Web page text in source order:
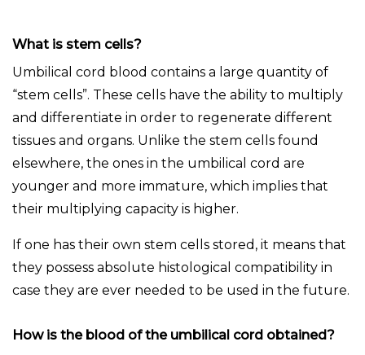
What is stem cells?
Umbilical cord blood contains a large quantity of
“stem cells”. These cells have the ability to multiply
and differentiate in order to regenerate different
tissues and organs. Unlike the stem cells found
elsewhere, the ones in the umbilical cord are
younger and more immature, which implies that
their multiplying capacity is higher.
If one has their own stem cells stored, it means that
they possess absolute histological compatibility in
case they are ever needed to be used in the future.
How is the blood of the umbilical cord obtained?